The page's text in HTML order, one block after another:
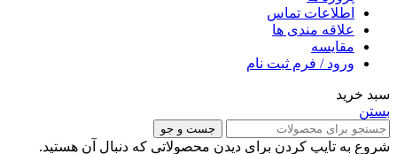
اطلاعات تماس
علاقه مندی ها
مقایسه
ورود / فرم ثبت نام
سبد خرید
بستن
جست و جو
شروع به تایپ کردن برای دیدن محصولاتی که دنبال آن هستید.